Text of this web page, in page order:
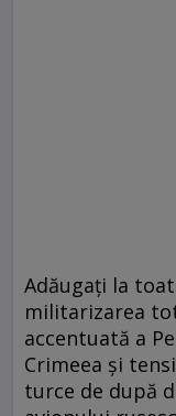
Adăugați la
militarizarea
accentuată a
Crimeea și
turce de după